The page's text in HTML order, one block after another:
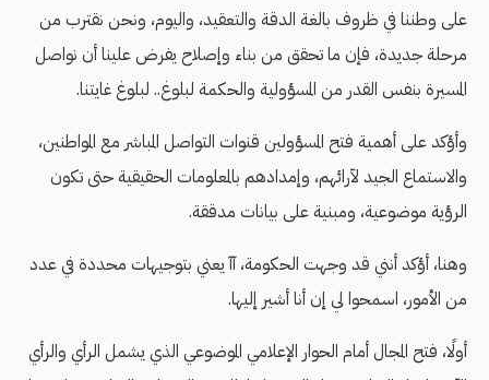
على وطننا في ظروف بالغة الدقة والتعقيد، واليوم، ونحن نقترب من
مرحلة جديدة، فإن ما تحقق من بناء وإصلاح يفرض علينا أن نواصل
المسيرة بنفس القدر من المسؤولية والحكمة لبلوغ.. لبلوغ غايتنا.
وأؤكد على أهمية فتح المسؤولين قنوات التواصل المباشر مع المواطنين،
والاستماع الجيد لآرائهم، وإمدادهم بالمعلومات الحقيقية حتى تكون
الرؤية موضوعية، ومبنية على بيانات مدققة.
وهنا، أؤكد أنني قد وجهت الحكومة، آآ يعني بتوجيهات محددة في عدد
من الأمور، اسمحوا لي إن أنا أشير إليها.
أولًا، فتح المجال أمام الحوار الإعلامي الموضوعي الذي يشمل الرأي والرأي